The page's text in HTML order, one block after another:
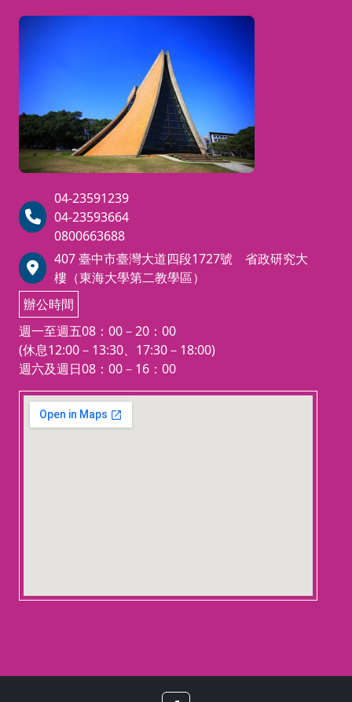
輕鬆開口說越語，並認識多元的越南風
(如因故無法實體到課時，可提前
一週申請線上上課，線上上課使用
微軟teams)
04-23591239
04-23593664
0800663688
407 臺中市臺灣大道四段1727號 省政研究大
樓（東海大學第二教學區）
辦公時間
週一至週五08：00－20：00
(休息12:00－13:30、17:30－18:00)
週六及週日08：00－16：00
123 movies
embedgooglemap.net